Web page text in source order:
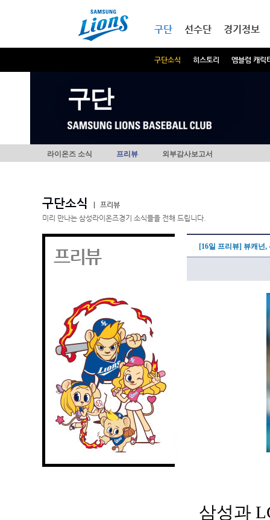
구단
구단소식 히스토리 엠블럼 캐릭
선수단 경기정보
구단
라이온즈 소식 프리뷰 외부감사보고서
구단소식
프리뷰
미리 만나는 삼성라이온즈경기 소식들을 전해 드립니다.
프리뷰 [16일 프리뷰] 뷰캐넌
삼성과